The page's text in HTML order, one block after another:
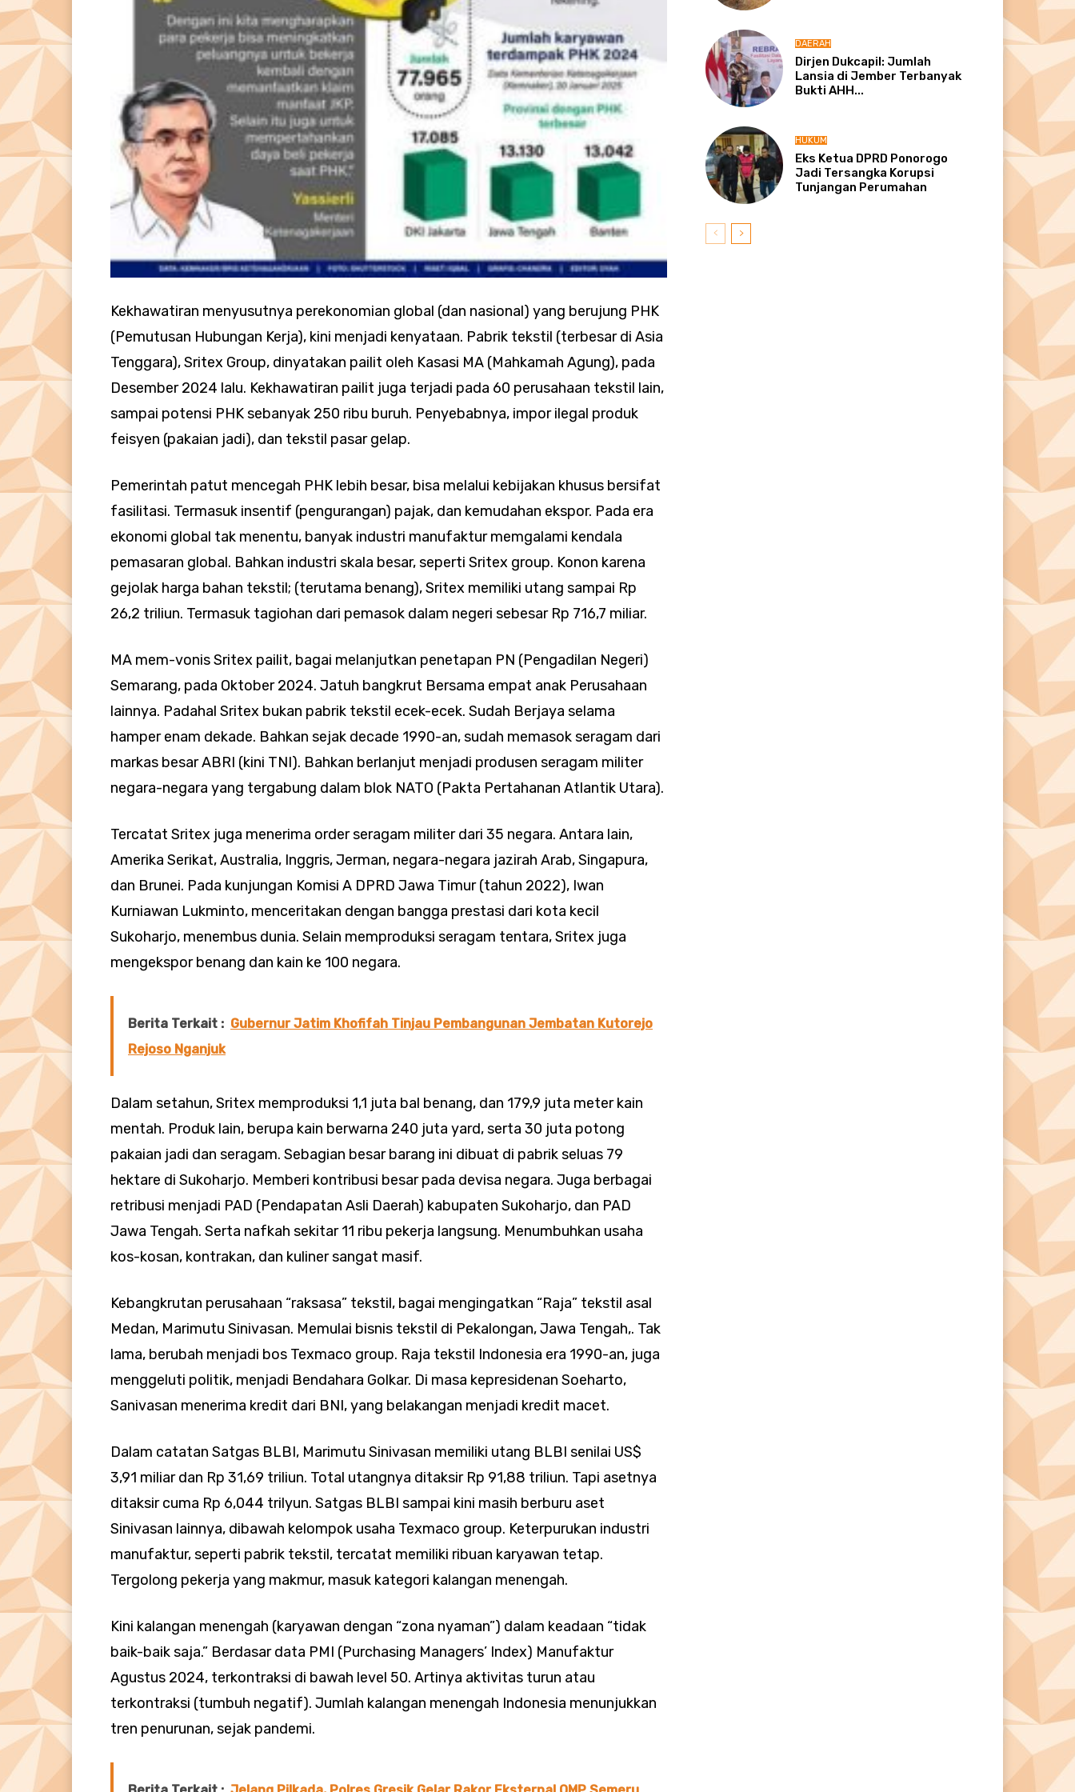
Kekhawatiran menyusutnya perekonomian global (dan nasional) yang berujung PHK
(Pemutusan Hubungan Kerja), kini menjadi kenyataan. Pabrik tekstil (terbesar di Asia
Tenggara), Sritex Group, dinyatakan pailit oleh Kasasi MA (Mahkamah Agung), pada
Desember 2024 lalu. Kekhawatiran pailit juga terjadi pada 60 perusahaan tekstil lain,
sampai potensi PHK sebanyak 250 ribu buruh. Penyebabnya, impor ilegal produk
feisyen (pakaian jadi), dan tekstil pasar gelap.
Pemerintah patut mencegah PHK lebih besar, bisa melalui kebijakan khusus bersifat
fasilitasi. Termasuk insentif (pengurangan) pajak, dan kemudahan ekspor. Pada era
ekonomi global tak menentu, banyak industri manufaktur memgalami kendala
pemasaran global. Bahkan industri skala besar, seperti Sritex group. Konon karena
gejolak harga bahan tekstil; (terutama benang), Sritex memiliki utang sampai Rp
26,2 triliun. Termasuk tagiohan dari pemasok dalam negeri sebesar Rp 716,7 miliar.
MA mem-vonis Sritex pailit, bagai melanjutkan penetapan PN (Pengadilan Negeri)
Semarang, pada Oktober 2024. Jatuh bangkrut Bersama empat anak Perusahaan
lainnya. Padahal Sritex bukan pabrik tekstil ecek-ecek. Sudah Berjaya selama
hamper enam dekade. Bahkan sejak decade 1990-an, sudah memasok seragam dari
markas besar ABRI (kini TNI). Bahkan berlanjut menjadi produsen seragam militer
negara-negara yang tergabung dalam blok NATO (Pakta Pertahanan Atlantik Utara).
Tercatat Sritex juga menerima order seragam militer dari 35 negara. Antara lain,
Amerika Serikat, Australia, Inggris, Jerman, negara-negara jazirah Arab, Singapura,
dan Brunei. Pada kunjungan Komisi A DPRD Jawa Timur (tahun 2022), Iwan
Kurniawan Lukminto, menceritakan dengan bangga prestasi dari kota kecil
Sukoharjo, menembus dunia. Selain memproduksi seragam tentara, Sritex juga
mengekspor benang dan kain ke 100 negara.
Berita Terkait : Gubernur Jatim Khofifah Tinjau Pembangunan Jembatan Kutorejo
Rejoso Nganjuk
Dalam setahun, Sritex memproduksi 1,1 juta bal benang, dan 179,9 juta meter kain
mentah. Produk lain, berupa kain berwarna 240 juta yard, serta 30 juta potong
pakaian jadi dan seragam. Sebagian besar barang ini dibuat di pabrik seluas 79
hektare di Sukoharjo. Memberi kontribusi besar pada devisa negara. Juga berbagai
retribusi menjadi PAD (Pendapatan Asli Daerah) kabupaten Sukoharjo, dan PAD
Jawa Tengah. Serta nafkah sekitar 11 ribu pekerja langsung. Menumbuhkan usaha
kos-kosan, kontrakan, dan kuliner sangat masif.
Kebangkrutan perusahaan “raksasa” tekstil, bagai mengingatkan “Raja” tekstil asal
Medan, Marimutu Sinivasan. Memulai bisnis tekstil di Pekalongan, Jawa Tengah,. Tak
lama, berubah menjadi bos Texmaco group. Raja tekstil Indonesia era 1990-an, juga
menggeluti politik, menjadi Bendahara Golkar. Di masa kepresidenan Soeharto,
Sanivasan menerima kredit dari BNI, yang belakangan menjadi kredit macet.
Dalam catatan Satgas BLBI, Marimutu Sinivasan memiliki utang BLBI senilai US$
3,91 miliar dan Rp 31,69 triliun. Total utangnya ditaksir Rp 91,88 triliun. Tapi asetnya
ditaksir cuma Rp 6,044 trilyun. Satgas BLBI sampai kini masih berburu aset
Sinivasan lainnya, dibawah kelompok usaha Texmaco group. Keterpurukan industri
manufaktur, seperti pabrik tekstil, tercatat memiliki ribuan karyawan tetap.
Tergolong pekerja yang makmur, masuk kategori kalangan menengah.
Kini kalangan menengah (karyawan dengan “zona nyaman”) dalam keadaan “tidak
baik-baik saja.” Berdasar data PMI (Purchasing Managers’ Index) Manufaktur
Agustus 2024, terkontraksi di bawah level 50. Artinya aktivitas turun atau
terkontraksi (tumbuh negatif). Jumlah kalangan menengah Indonesia menunjukkan
tren penurunan, sejak pandemi.
DAERAH
Dirjen Dukcapil: Jumlah
Lansia di Jember Terbanyak
Bukti AHH...
HUKUM
Eks Ketua DPRD Ponorogo
Jadi Tersangka Korupsi
Tunjangan Perumahan